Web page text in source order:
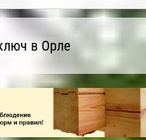
в Орле